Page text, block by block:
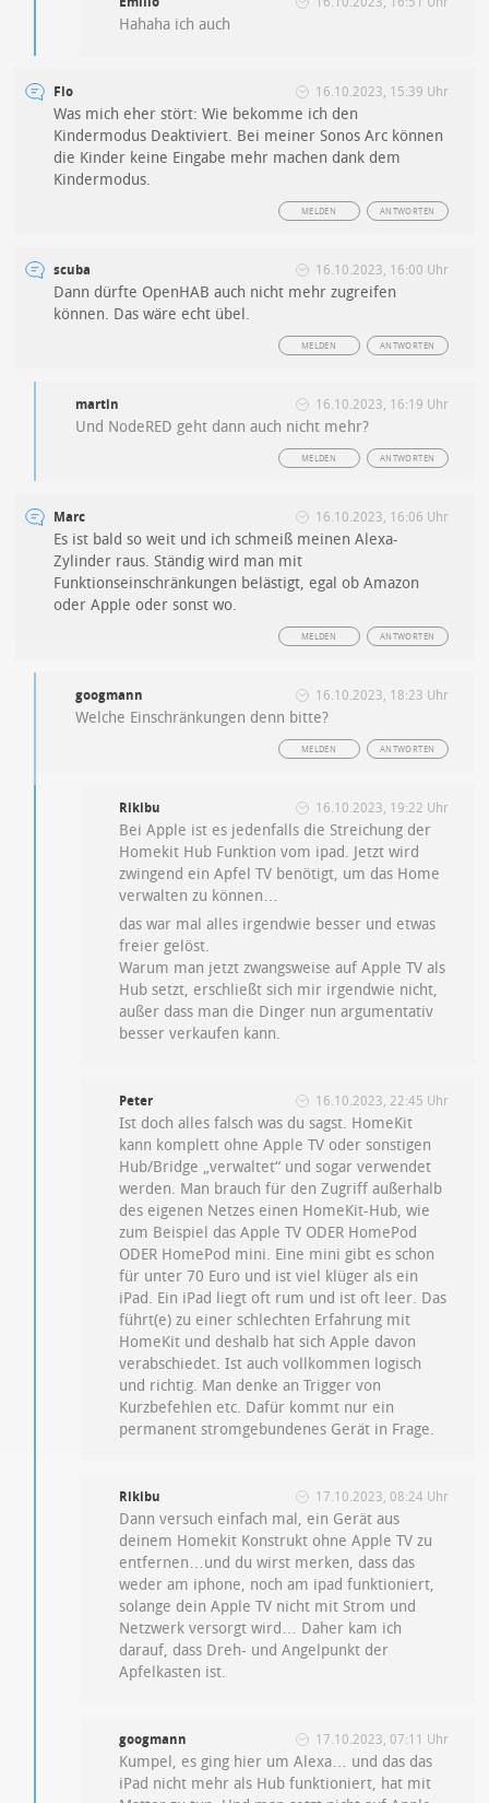
Hahaha ich auch
Flo 16.10.2023, 15:39 Uhr
Was mich eher stört: Wie bekomme ich den
Kindermodus Deaktiviert. Bei meiner Sonos Arc können
die Kinder keine Eingabe mehr machen dank dem
Kindermodus.
ANTWORTEN
MELDEN
scuba 16.10.2023, 16:00 Uhr
Dann dürfte OpenHAB auch nicht mehr zugreifen
können. Das wäre echt übel.
ANTWORTEN
MELDEN
martin 16.10.2023, 16:19 Uhr
Und NodeRED geht dann auch nicht mehr?
ANTWORTEN
MELDEN
Marc 16.10.2023, 16:06 Uhr
Es ist bald so weit und ich schmeiß meinen Alexa-
Zylinder raus. Ständig wird man mit
Funktionseinschränkungen belästigt, egal ob Amazon
oder Apple oder sonst wo.
ANTWORTEN
MELDEN
googmann 16.10.2023, 18:23 Uhr
Welche Einschränkungen denn bitte?
ANTWORTEN
MELDEN
Rikibu 16.10.2023, 19:22 Uhr
Bei Apple ist es jedenfalls die Streichung der
Homekit Hub Funktion vom ipad. Jetzt wird
zwingend ein Apfel TV benötigt, um das Home
verwalten zu können…
das war mal alles irgendwie besser und etwas
freier gelöst.
Warum man jetzt zwangsweise auf Apple TV als
Hub setzt, erschließt sich mir irgendwie nicht,
außer dass man die Dinger nun argumentativ
besser verkaufen kann.
Peter 16.10.2023, 22:45 Uhr
Ist doch alles falsch was du sagst. HomeKit
kann komplett ohne Apple TV oder sonstigen
Hub/Bridge „verwaltet“ und sogar verwendet
werden. Man brauch für den Zugriff außerhalb
des eigenen Netzes einen HomeKit-Hub, wie
zum Beispiel das Apple TV ODER HomePod
ODER HomePod mini. Eine mini gibt es schon
für unter 70 Euro und ist viel klüger als ein
iPad. Ein iPad liegt oft rum und ist oft leer. Das
führt(e) zu einer schlechten Erfahrung mit
HomeKit und deshalb hat sich Apple davon
verabschiedet. Ist auch vollkommen logisch
und richtig. Man denke an Trigger von
Kurzbefehlen etc. Dafür kommt nur ein
permanent stromgebundenes Gerät in Frage.
Rikibu 17.10.2023, 08:24 Uhr
Dann versuch einfach mal, ein Gerät aus
deinem Homekit Konstrukt ohne Apple TV zu
entfernen…und du wirst merken, dass das
weder am iphone, noch am ipad funktioniert,
solange dein Apple TV nicht mit Strom und
Netzwerk versorgt wird… Daher kam ich
darauf, dass Dreh- und Angelpunkt der
Apfelkasten ist.
googmann 17.10.2023, 07:11 Uhr
Kumpel, es ging hier um Alexa… und das das
iPad nicht mehr als Hub funktioniert, hat mit